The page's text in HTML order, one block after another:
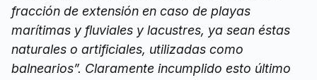
fracción de extensión en caso de playas
marítimas y fluviales y lacustres, ya sean éstas
naturales o artificiales, utilizadas como
balnearios”. Claramente incumplido esto último